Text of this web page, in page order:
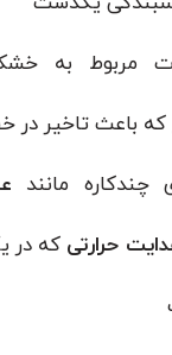
مربوط به
باعث تاخیر در
چندکاره مانند
حرارتیکه در